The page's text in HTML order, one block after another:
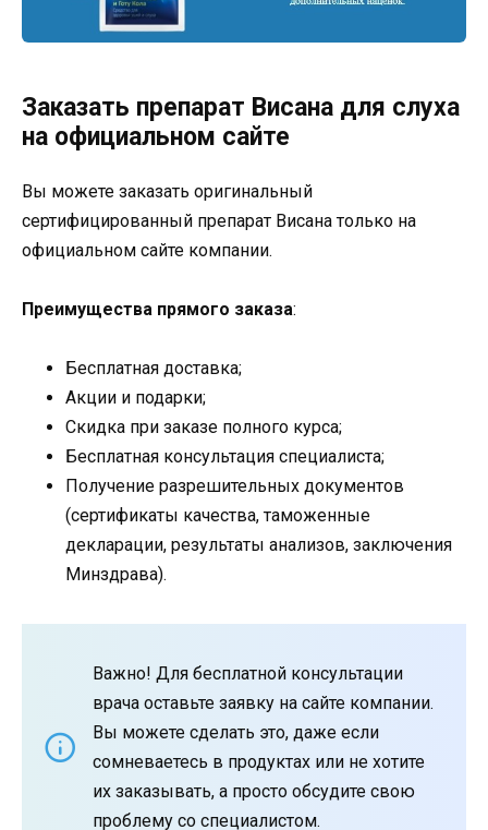
Заказать препарат Висана для слуха
на официальном сайте
Вы можете заказать оригинальный
сертифицированный препарат Висана только на
официальном сайте компании.
Преимущества прямого заказа:
Бесплатная доставка;
Акции и подарки;
Скидка при заказе полного курса;
Бесплатная консультация специалиста;
Получение разрешительных документов
(сертификаты качества, таможенные
декларации, результаты анализов, заключения
Минздрава).
Важно! Для бесплатной консультации
врача оставьте заявку на сайте компании.
Вы можете сделать это, даже если
сомневаетесь в продуктах или не хотите
их заказывать, а просто обсудите свою
проблему со специалистом.